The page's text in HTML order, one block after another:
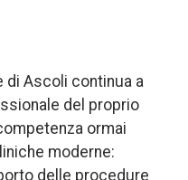
di Ascoli continua a
del proprio
ormai
moderne:
delle procedure